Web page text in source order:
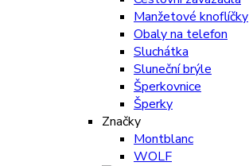
Manžetové knoflíčky
Obaly na telefon
Sluchátka
Sluneční brýle
Šperkovnice
Šperky
Značky
Montblanc
WOLF